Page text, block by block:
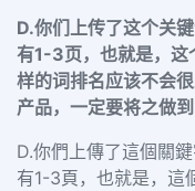
D.你们上传了这个关
有1-3页，也就是，这
样的词排名应该不会
产品，一定要将之做到
D.你們上傳了這個關
有1-3頁，也就是，這